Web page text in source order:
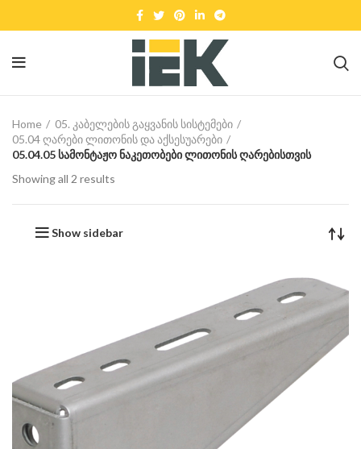
Home
05. კაბელების გაყვანის სისტემები
05.04 ღარები ლითონის და აქსესუარები
05.04.05 სამონტაჟო ნაკეთობები ლითონის ღარებისთვის
Showing all 2 results
Show sidebar